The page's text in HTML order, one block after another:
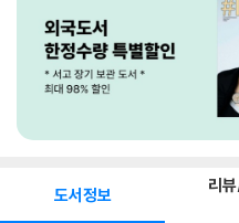
도서정보 리